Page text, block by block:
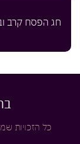
חג הפסח קרב
כל הזכויות